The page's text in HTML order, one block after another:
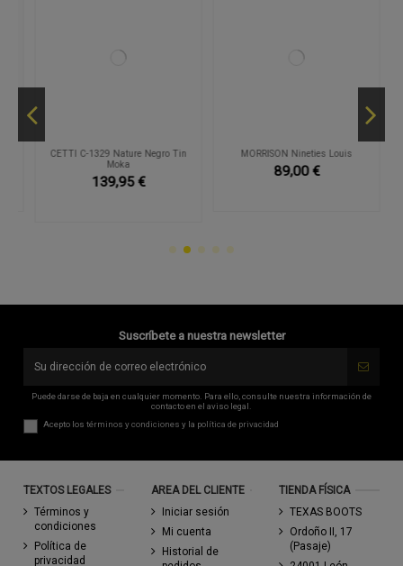
CETTI C-1329 Nature Negro Tin
Moka
139,95 €
MORRISON Nineties Louis
89,00 €
Suscríbete a nuestra newsletter
Puede darse de baja en cualquier momento. Para ello, consulte nuestra información de
contacto en el aviso legal.
Acepto lostérminos y condiciones y la política de privacidad
TEXTOS LEGALES
Términos y
condiciones
Política de
privacidad
AREA DEL CLIENTE
Iniciar sesión
Mi cuenta
Historial de
TIENDA FÍSICA
TEXAS BOOTS
Ordoño II, 17
(Pasaje)